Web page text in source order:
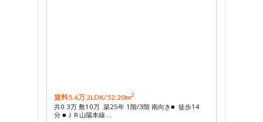
賃料5.6万 2LDK/52.20m2
共0.3万 敷10万 築25年 1階/3階 南向き■ 徒歩14
分 ■ＪＲ山陽本線 …